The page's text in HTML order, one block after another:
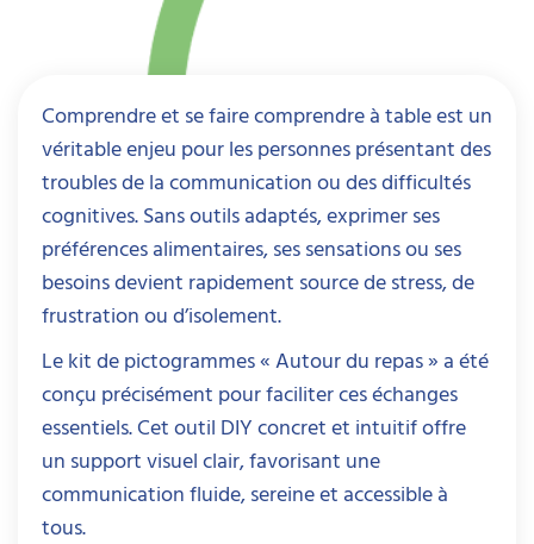
Comprendre et se faire comprendre à table est un
véritable enjeu pour les personnes présentant des
troubles de la communication ou des difficultés
cognitives. Sans outils adaptés, exprimer ses
préférences alimentaires, ses sensations ou ses
besoins devient rapidement source de stress, de
frustration ou d’isolement.
Le kit de pictogrammes « Autour du repas » a été
conçu précisément pour faciliter ces échanges
essentiels. Cet outil DIY concret et intuitif offre
un support visuel clair, favorisant une
communication fluide, sereine et accessible à
tous.